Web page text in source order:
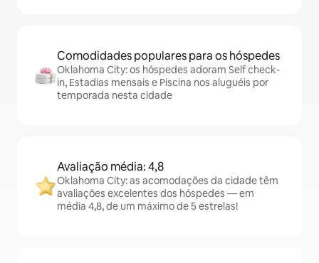
Comodidades populares para os hóspedes
Oklahoma City: os hóspedes adoram Self check-
in, Estadias mensais e Piscina nos aluguéis por
temporada nesta cidade
Avaliação média: 4,8
Oklahoma City: as acomodações da cidade têm
avaliações excelentes dos hóspedes — em
média 4,8, de um máximo de 5 estrelas!